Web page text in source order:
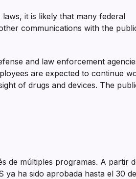
it is likely that many federal
communications with the
and law enforcement
are expected to continue
of drugs and devices. The
de múltiples programas. A partir
ya ha sido aprobada hasta el 30